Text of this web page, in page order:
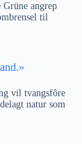
angrep
til
vil tvangsfôre
natur som